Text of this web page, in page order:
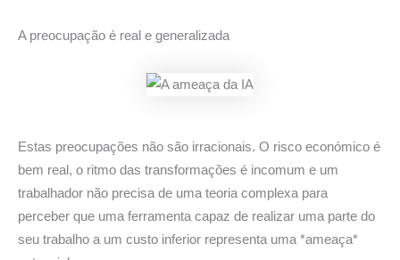
A preocupação é real e generalizada
Estas preocupações não são irracionais. O risco económico é
bem real, o ritmo das transformações é incomum e um
trabalhador não precisa de uma teoria complexa para
perceber que uma ferramenta capaz de realizar uma parte do
seu trabalho a um custo inferior representa uma *ameaça*